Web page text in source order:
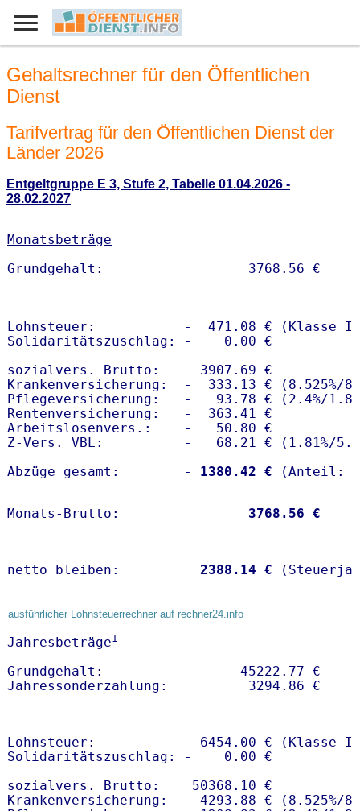
Gehaltsrechner für den Öffentlichen
Dienst
Tarifvertrag für den Öffentlichen Dienst der
Länder 2026
Entgeltgruppe E 3, Stufe 2, Tabelle 01.04.2026 -
28.02.2027
Monatsbeträge
Lohnsteuer:           -  471.08 € (Klasse I)
Solidaritätszuschlag: -    0.00 €
sozialvers. Brutto:     3907.69 €
Krankenversicherung:  -  333.13 € (8.525%/
Pflegeversicherung:   -   93.78 € (2.4%/
Rentenversicherung:   -  363.41 €
Arbeitslosenvers.:    -   50.80 €
Z-Vers. VBL:          -   68.21 € ( 1.81%/
Abzüge gesamt:        -
1380.42 €
Monats-Brutto: 3768.56 €
netto bleiben: 2388.14 €
ausführlicher Lohnsteuerrechner auf rechner24.info
Jahresbeträge1
Grundgehalt:                 45222.77 €
Lohnsteuer:           - 6454.00 € (Klasse I)
Solidaritätszuschlag: -    0.00 €
sozialvers. Brutto:    50368.10 €
Krankenversicherung:  - 4293.88 € (8.525%/